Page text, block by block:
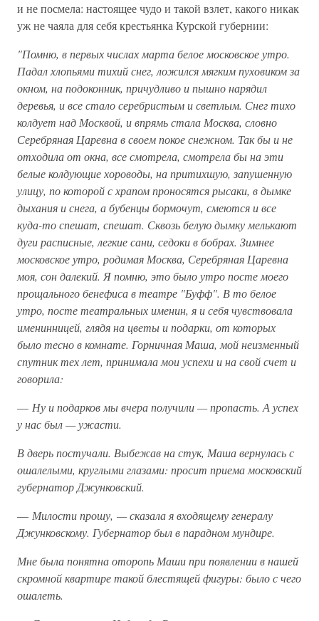
и не посмела: настоящее чудо и такой взлет, какого никак
уж не чаяла для себя крестьянка Курской губернии:
"Помню, в первых числах марта белое московское утро.
Падал хлопьями тихий снег, ложился мягким пуховиком за
окном, на подоконник, причудливо и пышно нарядил
деревья, и все стало серебристым и светлым. Снег тихо
колдует над Москвой, и впрямь стала Москва, словно
Серебряная Царевна в своем покое снежном. Так бы и не
отходила от окна, все смотрела, смотрела бы на эти
белые колдующие хороводы, на притихшую, запушенную
улицу, по которой с храпом проносятся рысаки, в дымке
дыхания и снега, а бубенцы бормочут, смеются и все
куда-то спешат, спешат. Сквозь белую дымку мелькают
дуги расписные, легкие сани, седоки в бобрах. Зимнее
московское утро, родимая Москва, Серебряная Царевна
моя, сон далекий. Я помню, это было утро посте моего
прощального бенефиса в театре "Буфф". В то белое
утро, посте театральных именин, я и себя чувствовала
именинницей, глядя на цветы и подарки, от которых
было тесно в комнате. Горничная Маша, мой неизменный
спутник тех лет, принимала мои успехи и на свой счет и
говорила:
— Ну и подарков мы вчера получили — пропасть. А успех
у нас был — ужасти.
В дверь постучали. Выбежав на стук, Маша вернулась с
ошалелыми, круглыми глазами: просит приема московский
губернатор Джунковский.
— Милости прошу, — сказала я входящему генералу
Джунковскому. Губернатор был в парадном мундире.
Мне была понятна оторопь Маши при появлении в нашей
скромной квартире такой блестящей фигуры: было с чего
ошалеть.